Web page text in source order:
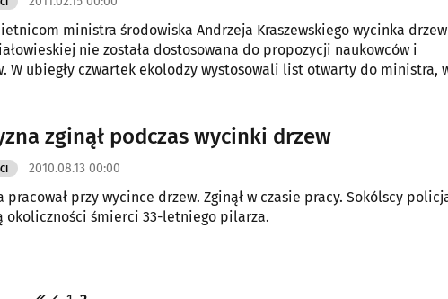
ministra środowiska Andrzeja Kraszewskiego wycinka
nie została dostosowana do propozycji naukowców i
W ubiegły czwartek ekolodzy wystosowali list otwarty do ministra,
zginął podczas wycinki drzew
2010.08.13 00:00
pracował przy wycince drzew. Zginął w czasie pracy. Sokólscy
okoliczności śmierci 33-letniego pilarza.